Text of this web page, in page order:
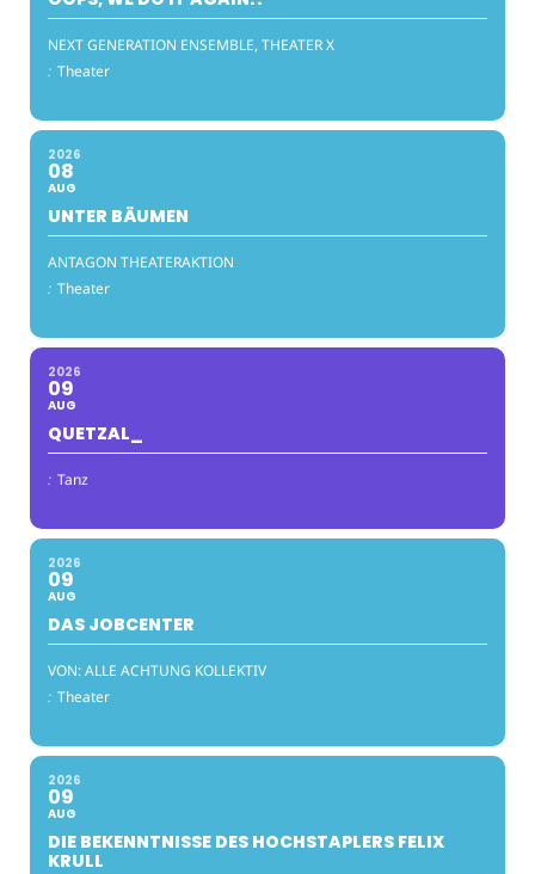
NEXT GENERATION ENSEMBLE, THEATER X
: Theater
2026
08
AUG
UNTER BÄUMEN
ANTAGON THEATERAKTION
: Theater
2026
09
AUG
QUETZAL_
: Tanz
2026
09
AUG
DAS JOBCENTER
VON: ALLE ACHTUNG KOLLEKTIV
: Theater
2026
09
AUG
DIE BEKENNTNISSE DES HOCHSTAPLERS FELIX
KRULL